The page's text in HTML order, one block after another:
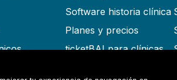
Software historia clínica
Planes y precios
ticketBAI para clínicas